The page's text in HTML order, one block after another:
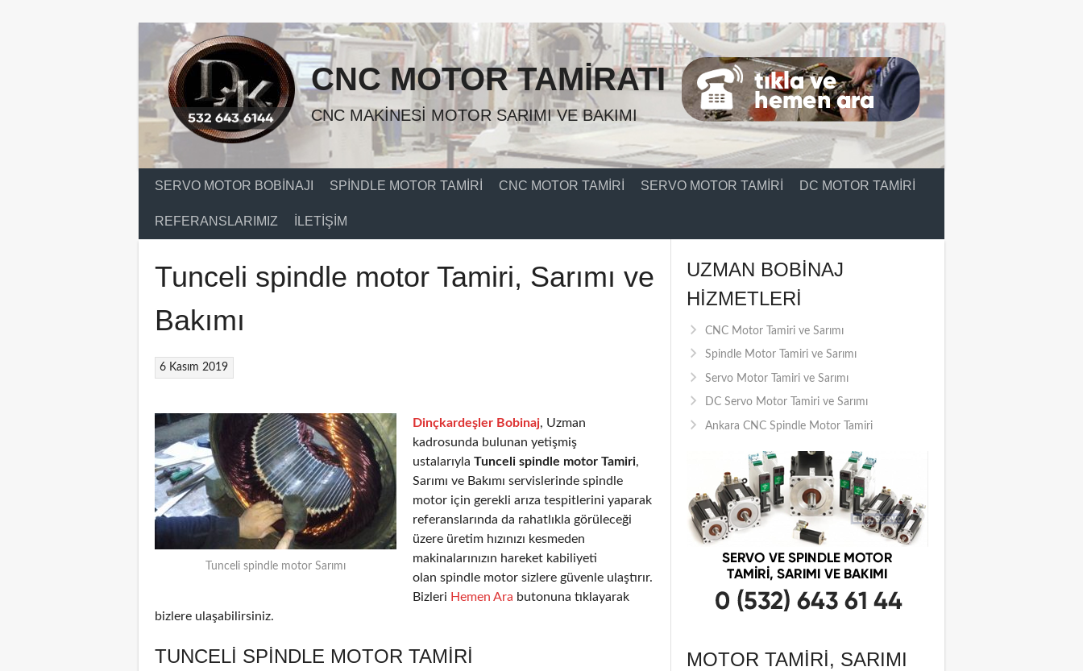
CNC MOTOR TAMIRATI
CNC MAKINESI MOTOR SARIMI VE BAKIMI
SERVO MOTOR BOBINAJI SPINDLE MOTOR TAMIRI CNC MOTOR TAMIRI SERVO MOTOR TAMIRI DC MOTOR TAMIRI
REFERANSLARIMIZ İLETIŞIM
Tunceli spindle motor Tamiri, Sarımı ve
Bakımı
6 Kasım 2019
Tunceli spindle motor Sarımı
Dinçkardeşler Bobinaj, Uzman
kadrosunda bulunan yetişmiş
ustalarıyla Tunceli spindle motor Tamiri,
Sarımı ve Bakımı servislerinde spindle
motor için gerekli arıza tespitlerini yaparak
referanslarında da rahatlıkla görüleceği
üzere üretim hızınızı kesmeden
makinalarınızın hareket kabiliyeti
olan spindle motor sizlere güvenle ulaştırır.
Bizleri Hemen Ara butonuna tıklayarak
bizlere ulaşabilirsiniz.
TUNCELI SPINDLE MOTOR TAMIRI
UZMAN BOBINAJ
HIZMETLERI
CNC Motor Tamiri ve Sarımı
Spindle Motor Tamiri ve Sarımı
Servo Motor Tamiri ve Sarımı
DC Servo Motor Tamiri ve Sarımı
Ankara CNC Spindle Motor Tamiri
MOTOR TAMIRI, SARIMI